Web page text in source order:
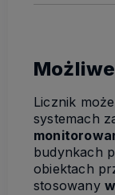
Licznik
systemach
budynkach
obiektach
stosowany